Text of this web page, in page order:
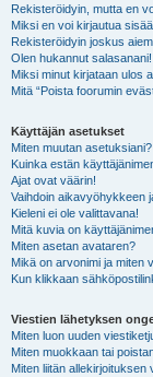
Rekisteröidyin, mutta en
Miksi en voi kirjautua
Rekisteröidyin joskus
Olen hukannut salasanani!
Miksi minut kirjataan ulos
Mitä “Poista foorumin
Käyttäjän asetukset
Miten muutan asetuksiani?
Kuinka estän
Ajat ovat väärin!
Vaihdoin aikavyöhykkeen
Kieleni ei ole valittavana!
Mitä kuvia on
Miten asetan avataren?
Mikä on arvonimi ja miten
Kun klikkaan
Viestien lähetyksen
Miten luon uuden
Miten muokkaan tai
Miten liitän allekirjoituksen